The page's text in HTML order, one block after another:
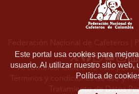
Este portal usa cookies para
usuario. Al utilizar nuestro sitio web,
Política de
Federación Nacional de Cafeteros |
Al continuar utilizando este
Términos y condiciones de usoy
Tratamiento de Datos